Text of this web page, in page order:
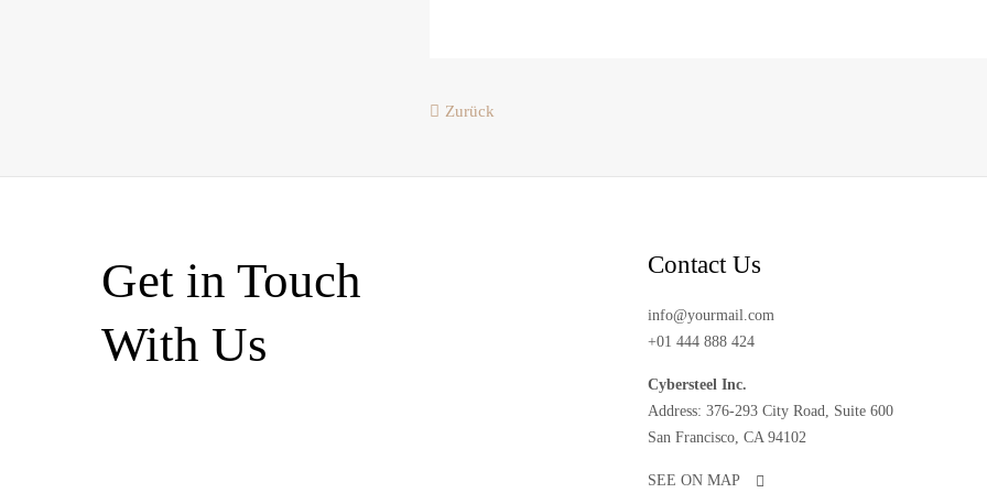
Zurück
Get in Touch
With Us
Contact Us
info@yourmail.com
+01 444 888 424
Cybersteel Inc.
Address: 376-293 City Road, Suite 600
San Francisco, CA 94102
SEE ON MAP